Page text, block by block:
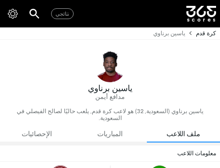
نتائجي
كرة قدم ياسين برناوي
ياسين برناوي
مدافع أيمن
ياسين برناوي (السعودية, 32) هو لاعب كرة قدم, يلعب حاليًا لصالح الفيصلي في
السعودية.
ملف اللاعب المباريات الإحصائيات
معلومات اللاعب